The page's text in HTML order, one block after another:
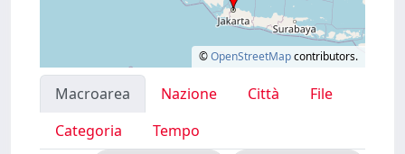
©OpenStreetMapcontributors.
Macroarea Nazione Città
File
Categoria
Tempo